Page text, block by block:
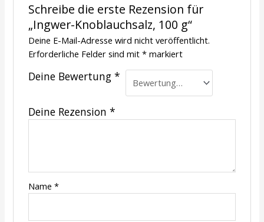
Schreibe die erste Rezension für
„Ingwer-Knoblauchsalz, 100 g“
Deine E-Mail-Adresse wird nicht veröffentlicht.
Erforderliche Felder sind mit *markiert
Deine Bewertung *
Deine Rezension *
Name *